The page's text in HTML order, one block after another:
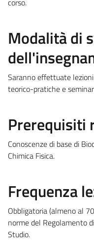
corso.
Modalità di
Saranno effettuate
teorico-pratiche e
Prerequisiti
Conoscenze di base di
Chimica Fisica.
Frequenza
Obbligatoria (almeno al
norme del Regolamento
Studio.